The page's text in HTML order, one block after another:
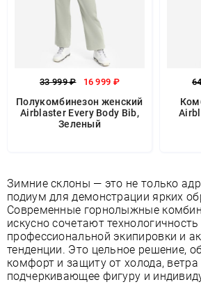
33 999 ₽ 16 999 ₽
Полукомбинезон женский
Airblaster Every Body Bib,
Зеленый
Зимние склоны — это не только
подиум для демонстрации ярких
Современные горнолыжные
искусно сочетают технологичность
профессиональной экипировки и
тенденции. Это цельное решение,
комфорт и защиту от холода, ветра
подчеркивающее фигуру и